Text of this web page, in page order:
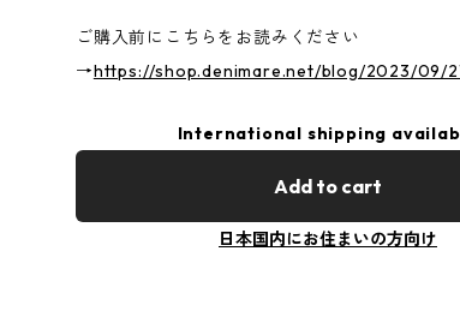
ご購入前にこちらをお読みください
→https://shop.denimare.net/blog/2023/09/
International shipping
Add to cart
日本国内にお住まいの方向け